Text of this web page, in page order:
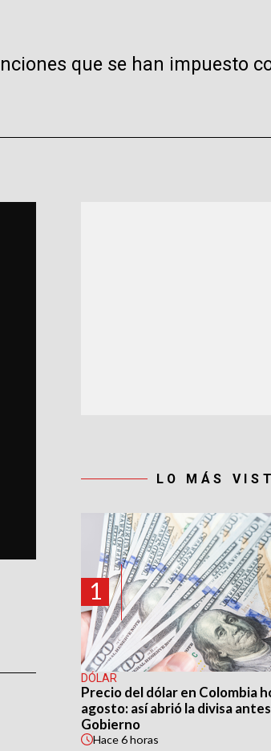
que se han impuesto
LO MÁS
1
DÓLAR
Precio del dólar en Colombia
agosto: así abrió la divisa
Gobierno
Hace6 horas